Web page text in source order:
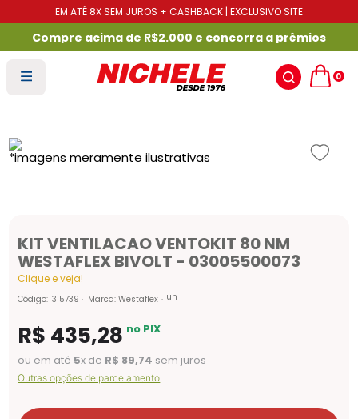
EM ATÉ 8X SEM JUROS + CASHBACK | EXCLUSIVO SITE
Compre acima de R$2.000 e concorra a prêmios
0
KIT VENTILACAO VENTOKIT 80 NM
WESTAFLEX BIVOLT - 03005500073
Clique e veja!
Código: 315739 Marca:Westaflex un
R$ 435,28 no PIX
ou em até 5x de R$ 89,74 sem juros
Outras opções de parcelamento